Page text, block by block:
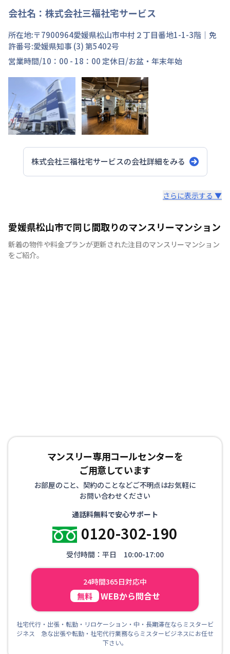
会社名： 株式会社三福社宅サービス
所在地:〒7900964愛媛県松山市中村 ２丁目番地1-1-3階 ｜免
許番号:愛媛県知事 (3) 第5402号
営業時間/10：00 - 18：00 定休日/お盆・年末年始
株式会社三福社宅サービスの会社詳細をみる
地元松山で50年の実績！愛媛のマンスリーマンションの
ことなら株式会社三福社宅サービスへおまかせください。
さらに表示する ▼
愛媛県松山市で同じ間取りのマンスリーマンション
新着の物件や料金プランが更新された注目のマンスリーマンション
をご紹介。
マンスリー専用コールセンターを
ご用意しています
お部屋のこと、契約のことなどご不明点はお気軽に
お問い合わせください
通話料無料で安心サポート
0120-302-190
受付時間：平日 10:00-17:00
24時間365日対応中
無料 WEBから問合せ
社宅代行・出張・転勤・リロケーション・中・長期滞在ならミスタービ
ジネス 急な出張や転勤・社宅代行業務ならミスタービジネスにお任せ
下さい。